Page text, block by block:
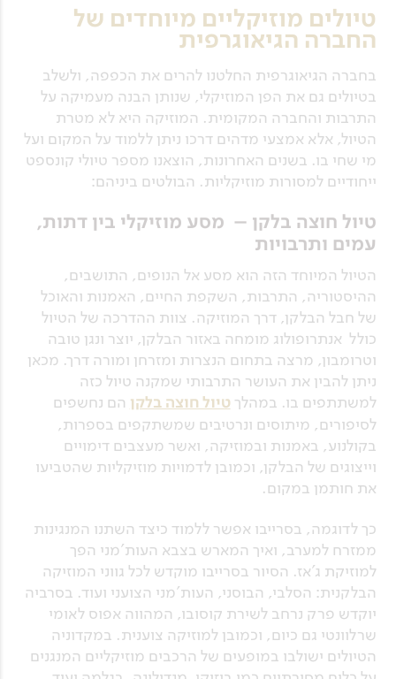
טיולים מוזיקליים מיוחדים של
החברה הגיאוגרפית
בחברה הגיאוגרפית החלטנו להרים את הכפפה, ולשלב
בטיולים גם את הפן המוזיקלי, שנותן הבנה מעמיקה על
התרבות והחברה המקומית. המוזיקה היא לא מטרת
הטיול, אלא אמצעי מדהים דרכו ניתן ללמוד על המקום ועל
מי שחי בו. בשנים האחרונות, הוצאנו מספר טיולי קונספט
ייחודיים למסורות מוזיקליות. הבולטים ביניהם:
טיול חוצה בלקן – מסע מוזיקלי בין דתות,
עמים ותרבויות
הטיול המיוחד הזה הוא מסע אל הנופים, התושבים,
ההיסטוריה, התרבות, השקפת החיים, האמנות והאוכל
של חבל הבלקן, דרך המוזיקה. צוות ההדרכה של הטיול
כולל אנתרופולוג מומחה באזור הבלקן, יוצר ונגן טובה
וטרומבון, מרצה בתחום הנצרות ומזרחן ומורה דרך. מכאן
ניתן להבין את העושר התרבותי שמקנה טיול כזה
למשתתפים בו. במהלךטיול חוצה בלקן הם נחשפים
לסיפורים, מיתוסים ונרטיבים שמשתקפים בספרות,
בקולנוע, באמנות ובמוזיקה, ואשר מעצבים דימויים
וייצוגים של הבלקן, וכמובן לדמויות מוזיקליות שהטביעו
את חותמן במקום.
כך לדוגמה, בסרייבו אפשר ללמוד כיצד השתנו המנגינות
ממזרח למערב, ואיך המארש בצבא העות'מני הפך
למוזיקת ג'אז. הסיור בסרייבו מוקדש לכל גווני המוזיקה
הבלקנית: הסלבי, הבוסני, העות'מני הצועני ועוד. בסרביה
יוקדש פרק נרחב לשירת קוסובו, המהווה אפוס לאומי
שרלוונטי גם כיום, וכמובן למוזיקה צוענית. במקדוניה
הטיולים ישולבו במופעים של הרכבים מוזיקליים המנגנים